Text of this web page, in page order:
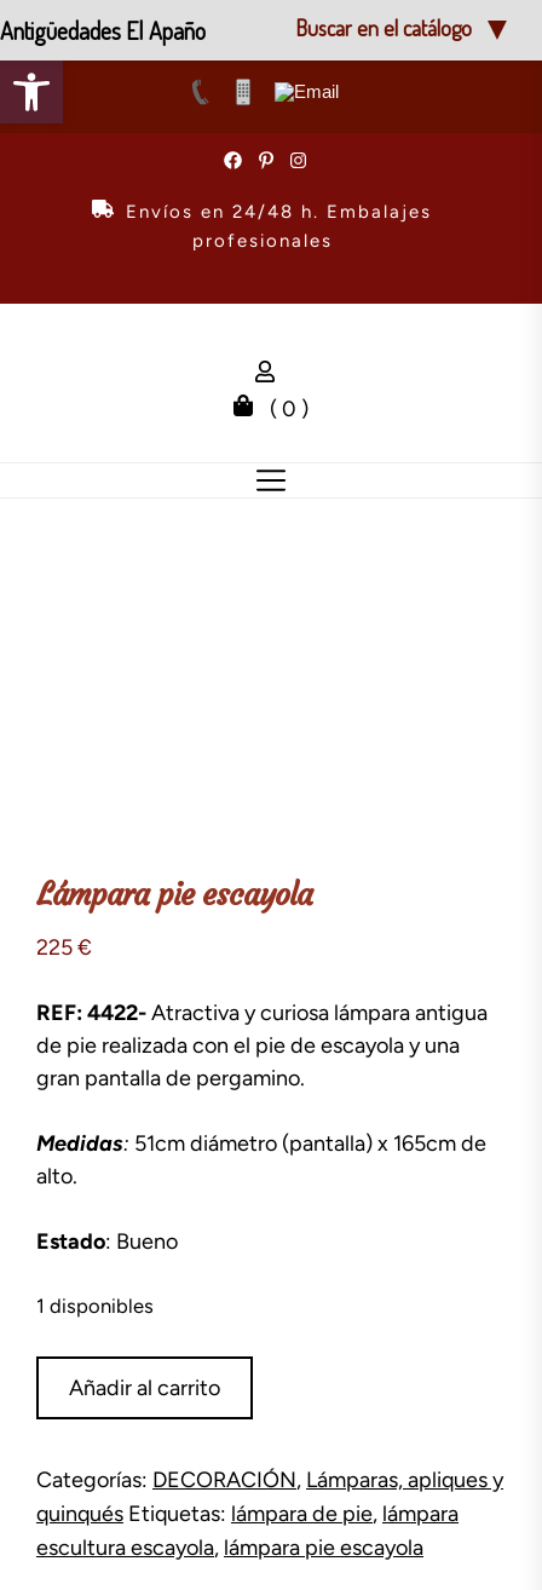
Abrir barra de herramientas
Envíos en 24/48 h. Embalajes
profesionales
( 0 )
Lámpara pie escayola
225€
REF: 4422-Atractiva y curiosa lámpara antigua
de pie realizada con el pie de escayola y una
gran pantalla de pergamino.
Medidas: 51cm diámetro (pantalla) x 165cm de
alto.
Estado: Bueno
1 disponibles
Añadir al carrito
Categorías: DECORACIÓN, Lámparas, apliques y
quinqués Etiquetas: lámpara de pie, lámpara
escultura escayola, lámpara pie escayola
Antigüedades El Apaño Buscar en el catálogo